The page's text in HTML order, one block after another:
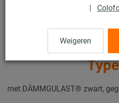
|
Weigeren
met DÄMMGULAST® zwart,